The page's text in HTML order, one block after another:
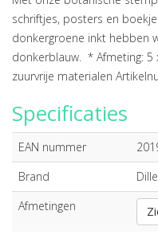
schriftjes, posters en
donkergroene inkt hebben
donkerblauw. * Afmeting: 5
zuurvrije materialen
Specificaties
EAN nummer
Brand
Afmetingen